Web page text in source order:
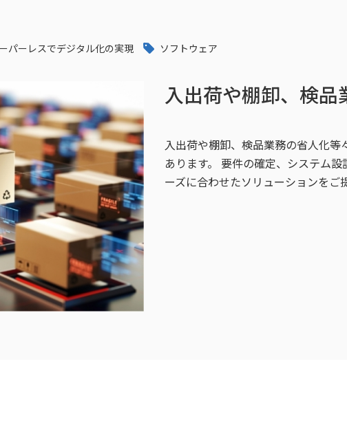
パーレスでデジタル化の実現 ソフトウェア
入出荷や棚卸、検
入出荷や棚卸、検品業務の省人化
あります。 要件の確定、システム
ーズに合わせたソリューションをご